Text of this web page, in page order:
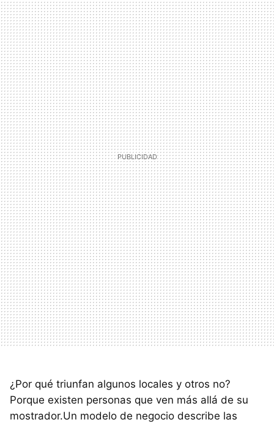
¿Por qué triunfan algunos locales y otros no?
Porque existen personas que ven más allá de su
mostrador.Un modelo de negocio describe las